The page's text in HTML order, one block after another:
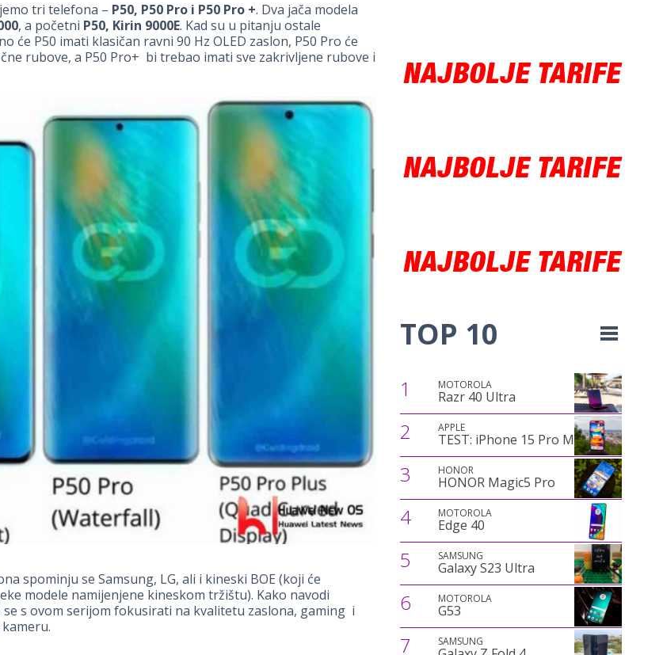
tri telefona – P50, P50 Pro i P50 Pro +. Dva jača modela
, a početni P50, Kirin 9000E. Kad su u pitanju ostale
će P50 imati klasičan ravni 90 Hz OLED zaslon, P50 Pro će
rubove, a P50 Pro+ bi trebao imati sve zakrivljene rubove i
spominju se Samsung, LG, ali i kineski BOE (koji će
modele namijenjene kineskom tržištu). Kako navodi
se s ovom serijom fokusirati na kvalitetu zaslona, gaming i
TOP 10
1 MOTOROLA
Razr 40 Ultra
2 APPLE
TEST: iPhone 15 Pro Max
3 HONOR
HONOR Magic5 Pro
4 MOTOROLA
Edge 40
5 SAMSUNG
Galaxy S23 Ultra
6 MOTOROLA
G53
7 SAMSUNG